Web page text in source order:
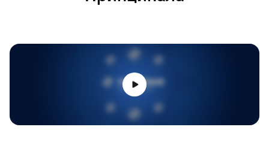
обеспечительной
документации